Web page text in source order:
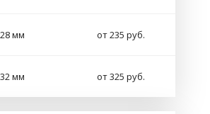
мм от 235 руб.
мм от 325 руб.